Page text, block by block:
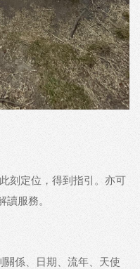
刻定位，得到指引。亦可
服務。
係、日期、流年、天使